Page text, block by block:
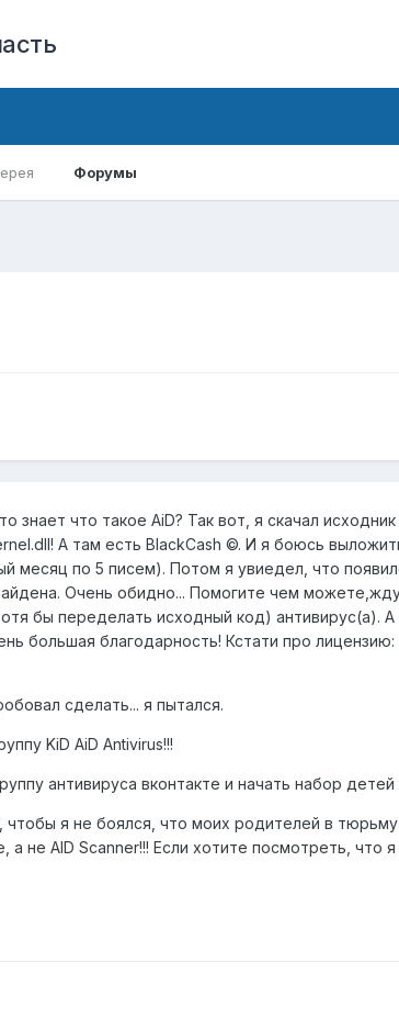
Форумы
знает что такое AiD? Так вот, я скачал
А там есть BlackCash ©. И я боюсь
по 5 писем). Потом я увиедел, что
Очень обидно... Помогите чем
бы переделать исходный код) антивирус(а).
большая благодарность! Кстати про
сделать... я пытался.
KiD AiD Antivirus!!!
антивируса вконтакте и начать набор детей
я не боялся, что моих родителей в
а не AID Scanner!!! Если хотите посмотреть, что